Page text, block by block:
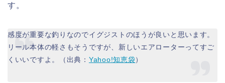
す。
感度が重要な釣りなのでイグジストのほうが良いと思います。
リール本体の軽さもそうですが、新しいエアローターってすご
くいいですよ。（出典： Yahoo!知恵袋）